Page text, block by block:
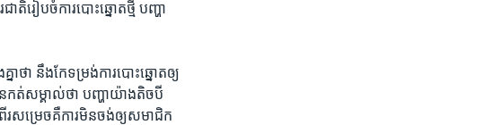
រៀបចំ​ការ​បោះឆ្នោត​ថ្មី ​បញ្ហា​
ថា​ នឹង​កែ​ទម្រង់ការ​បោះឆ្នោត​ឲ្យ​
កត់​សម្គាល់ថា​ បញ្ហា​យ៉ាង​តិច​បី
រ​សម្រេចគឺ​ការ​មិន​ចង់​ឲ្យ​សមាជិក​